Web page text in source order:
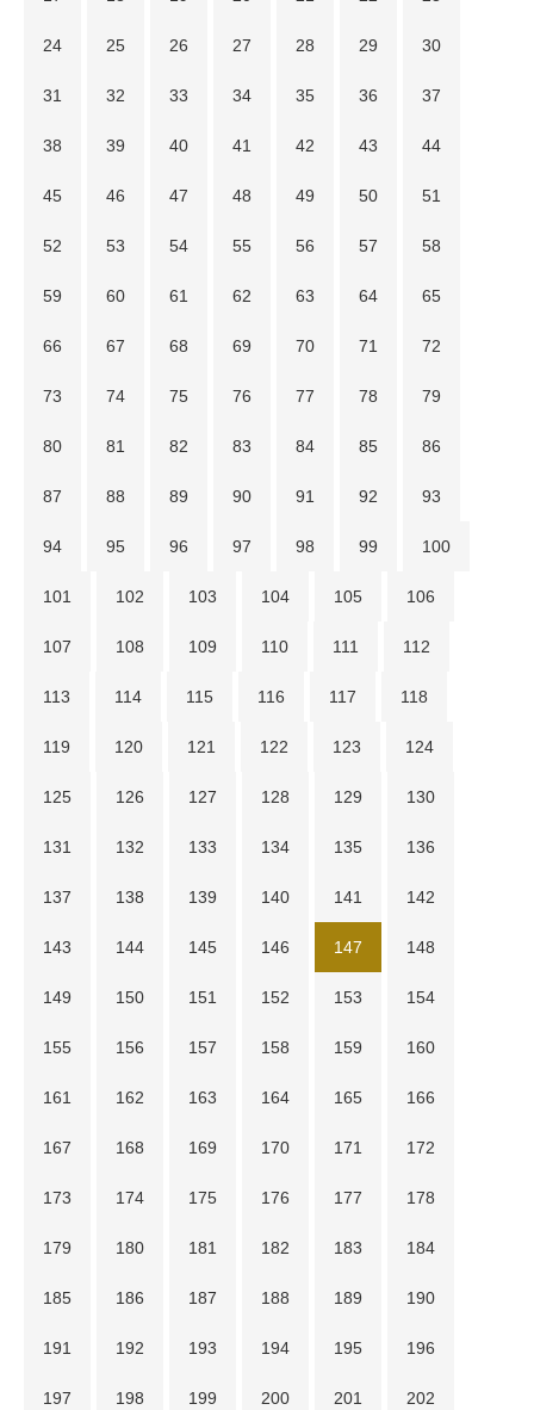
24 25 26 27 28 29 30
31 32 33 34 35 36 37
38 39 40 41 42 43 44
45 46 47 48 49 50 51
52 53 54 55 56 57 58
59 60 61 62 63 64 65
66 67 68 69 70 71 72
73 74 75 76 77 78 79
80 81 82 83 84 85 86
87 88 89 90 91 92 93
94 95 96 97 98 99 100
101 102 103 104 105 106
107 108 109 110 111 112
113 114 115 116 117 118
119 120 121 122 123 124
125 126 127 128 129 130
131 132 133 134 135 136
137 138 139 140 141 142
143 144 145 146 147 148
149 150 151 152 153 154
155 156 157 158 159 160
161 162 163 164 165 166
167 168 169 170 171 172
173 174 175 176 177 178
179 180 181 182 183 184
185 186 187 188 189 190
191 192 193 194 195 196
197 198 199 200 201 202